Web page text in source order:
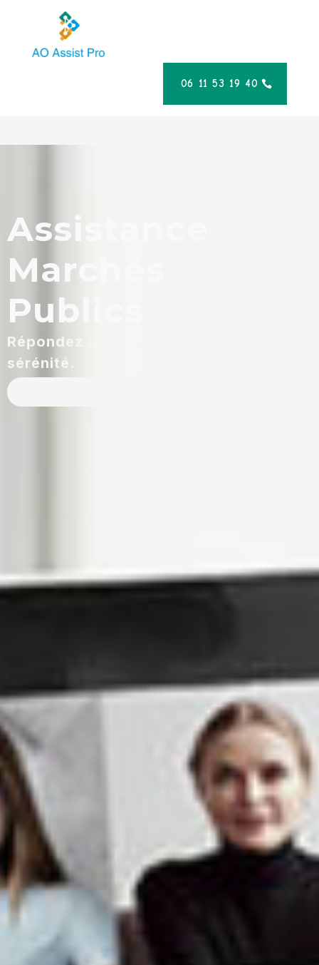
06 11 53 19 40
Assistance
Marchés
Publics
Répondez aux appels d’offres en toute
sérénité.